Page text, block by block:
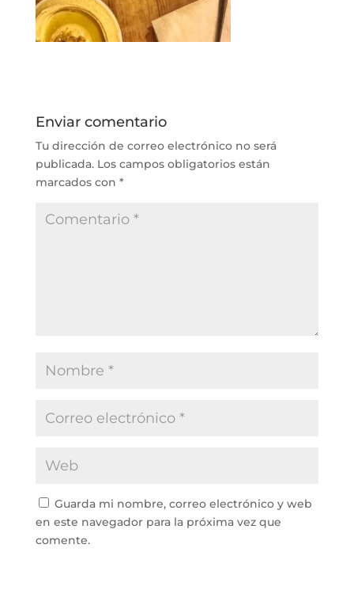
Enviar comentario
Tu dirección de correo electrónico no será
publicada. Los campos obligatorios están
marcados con *
Guarda mi nombre, correo electrónico y web
en este navegador para la próxima vez que
comente.